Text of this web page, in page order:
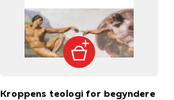
Kroppens teologi for begyndere